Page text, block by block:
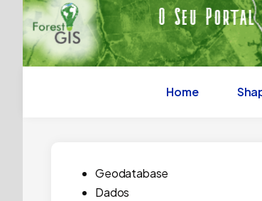
Skip
to
content
Home
PostedGeodatabase
Dados